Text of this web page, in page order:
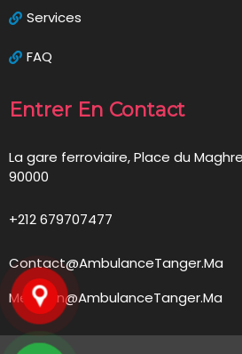
Services
FAQ
Entrer En Contact
La gare ferroviaire, Place du
90000
+212 679707477
Contact@AmbulanceTanger.Ma
Medecin@AmbulanceTanger.Ma